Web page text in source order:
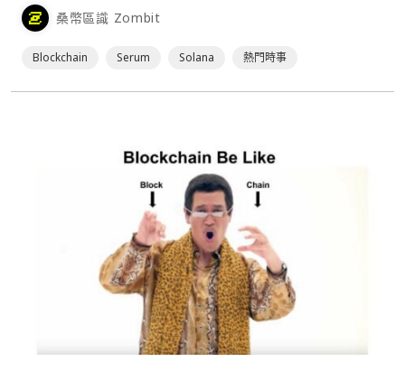
易費用相比，節省約 99% 以上的交易費用。⋯
桑幣區識 Zombit
Blockchain Serum Solana 熱門時事